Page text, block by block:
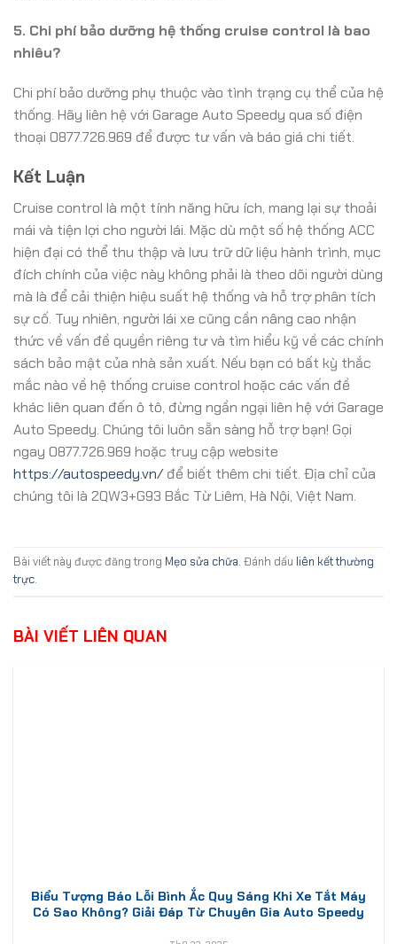
5. Chi phí bảo dưỡng hệ thống cruise control là bao
nhiêu?
Chi phí bảo dưỡng phụ thuộc vào tình trạng cụ thể của hệ
thống. Hãy liên hệ với Garage Auto Speedy qua số điện
thoại 0877.726.969 để được tư vấn và báo giá chi tiết.
Kết Luận
Cruise control là một tính năng hữu ích, mang lại sự thoải
mái và tiện lợi cho người lái. Mặc dù một số hệ thống ACC
hiện đại có thể thu thập và lưu trữ dữ liệu hành trình, mục
đích chính của việc này không phải là theo dõi người dùng
mà là để cải thiện hiệu suất hệ thống và hỗ trợ phân tích
sự cố. Tuy nhiên, người lái xe cũng cần nâng cao nhận
thức về vấn đề quyền riêng tư và tìm hiểu kỹ về các chính
sách bảo mật của nhà sản xuất. Nếu bạn có bất kỳ thắc
mắc nào về hệ thống cruise control hoặc các vấn đề
khác liên quan đến ô tô, đừng ngần ngại liên hệ với Garage
Auto Speedy. Chúng tôi luôn sẵn sàng hỗ trợ bạn! Gọi
ngay 0877.726.969 hoặc truy cập website
https://autospeedy.vn/để biết thêm chi tiết. Địa chỉ của
chúng tôi là 2QW3+G93 Bắc Từ Liêm, Hà Nội, Việt Nam.
Bài viết này được đăng trong Mẹo sửa chữa. Đánh dấu liên kết thường
trực.
BÀI VIẾT LIÊN QUAN
Biểu Tượng Báo Lỗi Bình Ắc Quy Sáng Khi Xe Tắt Máy
Có Sao Không? Giải Đáp Từ Chuyên Gia Auto Speedy